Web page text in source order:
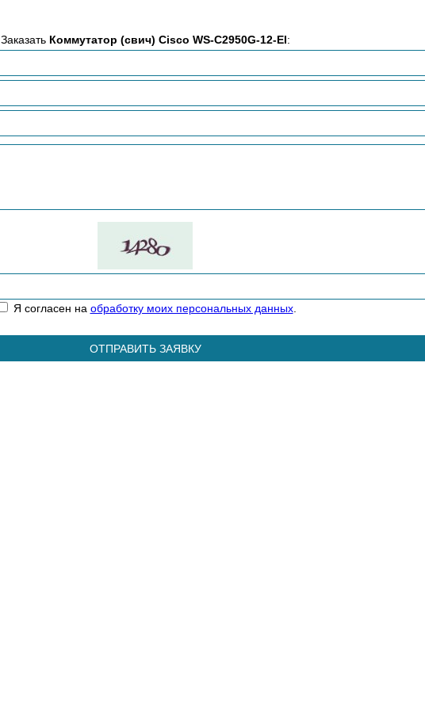
Заказать Коммутатор (свич) Cisco WS-C2950G-12-EI:
Я согласен на обработку моих персональных данных.